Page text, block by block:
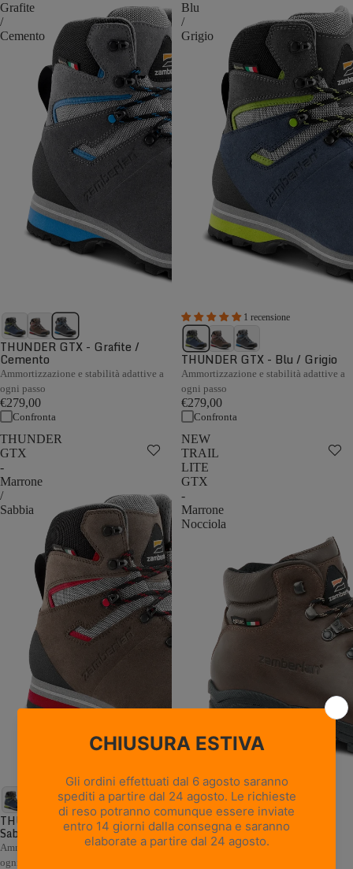
Grafite
/
Cemento
THUNDER GTX - Grafite /
Cemento
Ammortizzazione e stabilità adattive a
ogni passo
€279,00
Confronta
Blu
/
Grigio
1 recensione
THUNDER GTX - Blu / Grigio
Ammortizzazione e stabilità adattive a
ogni passo
€279,00
Confronta
THUNDER
GTX
-
Marrone
/
Sabbia
THUNDER GTX - Marrone /
Sabbia
Ammortizzazione e stabilità adattive a
ogni passo
NEW
TRAIL
LITE
GTX
-
Marrone
Nocciola
18 recensioni
NEW TRAIL LITE GTX -
Marrone Nocciola
Pelle pieno fiore con trattamento
Hydrobloc®